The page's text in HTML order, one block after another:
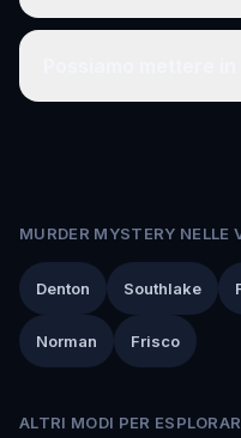
MURDER MYSTERY NELLE
Denton Southlake
Norman Frisco
ALTRI MODI PER